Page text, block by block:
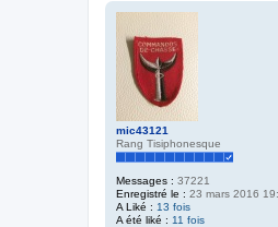
mic43121
Rang Tisiphonesque
Messages : 37221
Enregistré le : 23 mars 2016
A Liké : 13 fois
A été liké : 11 fois